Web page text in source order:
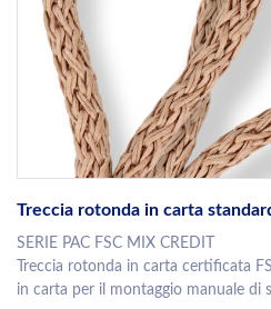
Treccia rotonda in carta
SERIE PAC FSC MIX CREDIT
Treccia rotonda in carta certificata
in carta per il montaggio manuale di